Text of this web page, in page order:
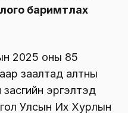
баримтлах
2025 оны 85
заалтад алтны
эргэлтэд
Улсын Их Хурлын